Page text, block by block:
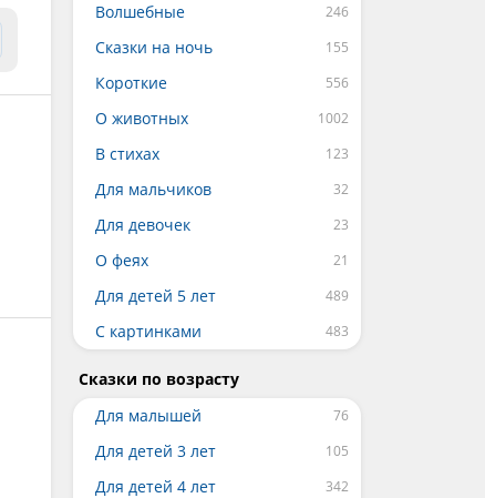
Волшебные
Сказки на ночь
Короткие
О животных
В стихах
Для мальчиков
Для девочек
О феях
Для детей 5 лет
С картинками
Сказки по возрасту
Для малышей
Для детей 3 лет
Для детей 4 лет